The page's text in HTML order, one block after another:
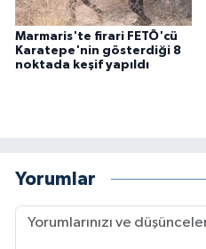
Marmaris'te firari FETÖ'cü
Karatepe'nin gösterdiği 8
noktada keşif yapıldı
Yorumlar